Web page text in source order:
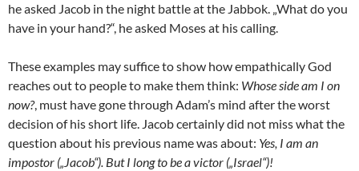
he asked Jacob in the night battle at the Jabbok. „What do you
have in your hand?“, he asked Moses at his calling.
These examples may suffice to show how empathically God
reaches out to people to make them think: Whose side am I on
now?, must have gone through Adam’s mind after the worst
decision of his short life. Jacob certainly did not miss what the
question about his previous name was about: Yes, I am an
impostor („Jacob“). But I long to be a victor („Israel“)!